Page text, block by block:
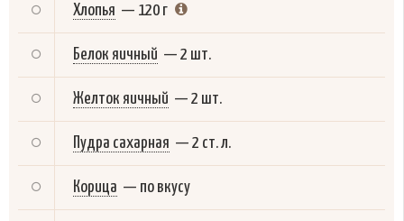
Хлопья — 120 г
Белок яичный — 2 шт.
Желток яичный — 2 шт.
Пудра сахарная — 2 ст. л.
Корица — по вкусу